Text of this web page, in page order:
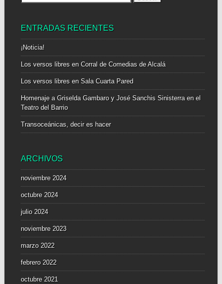
ENTRADAS RECIENTES
¡Noticia!
Los versos libres en Corral de Comedias de Alcalá
Los versos libres en Sala Cuarta Pared
Homenaje a Griselda Gambaro y José Sanchis Sinisterra en el
Teatro del Barrio
Transoceánicas, decir es hacer
ARCHIVOS
noviembre 2024
octubre 2024
julio 2024
noviembre 2023
marzo 2022
febrero 2022
octubre 2021